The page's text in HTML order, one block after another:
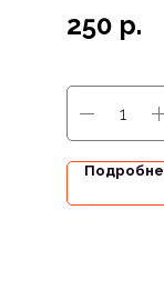
250 р.